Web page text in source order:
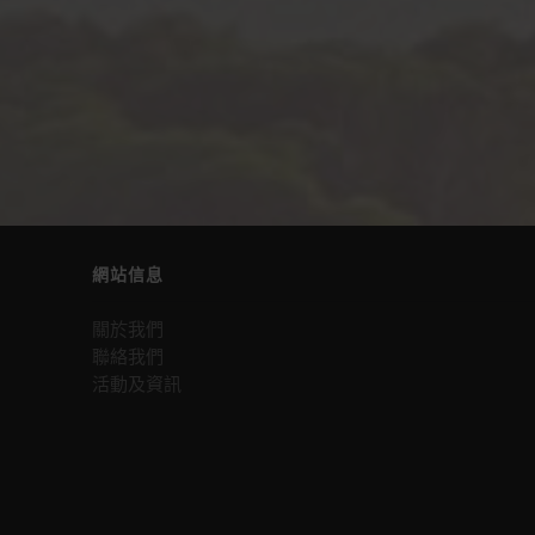
網站信息
關於我們
聯絡我們
活動及資訊